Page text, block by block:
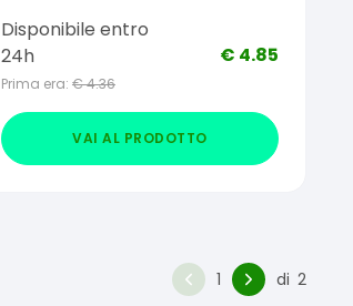
Disponibile entro
24h
Prima era: €4.36
€ 4.85
VAI AL PRODOTTO
1 di 2